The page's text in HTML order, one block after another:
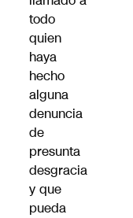
todo
quien
haya
hecho
alguna
denuncia
de
presunta
desgracia
y que
pueda